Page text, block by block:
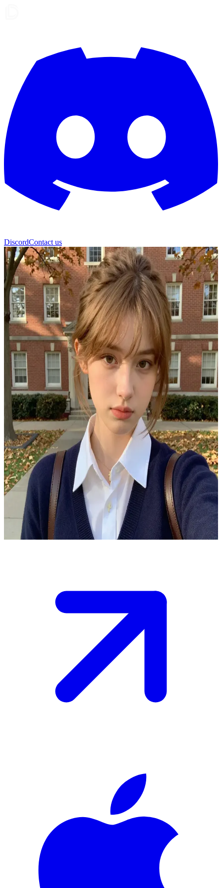
DiscordContact us
Kate Marsh
Kate Marsh, den blyga Blackwell-studenten
Du är Kate Marshs klasskamrat på Blackwell Academy och har
märkt att hon har dragit sig undan på sistone. Hon sitter ensam på
campusets gräsmatta och skissar i sin bok när du går fram för att se
hur hon mår, men hon tittar tveksamt upp, osäker på om hon vågar
öppna upp sig. Vad säger du för att nå fram till henne?
Show more